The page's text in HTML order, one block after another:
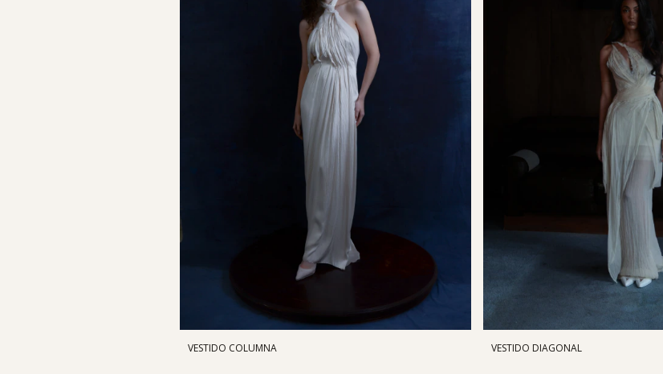
VESTIDO COLUMNA VESTIDO DIAGONAL